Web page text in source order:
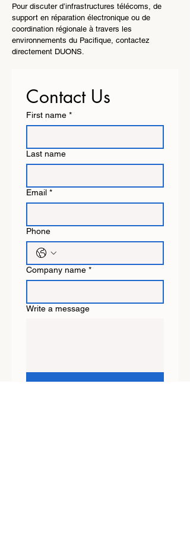
Pour discuter d’infrastructures télécoms, de
support en réparation électronique ou de
coordination régionale à travers les
environnements du Pacifique, contactez
directement DUONS.
Contact Us
First name *
Last name
Email *
Phone
Company name *
Write a message
Submit